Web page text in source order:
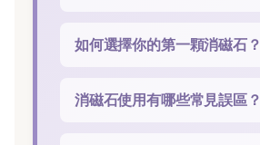
如何選擇你的第一顆消磁石？
消磁石使用有哪些常見誤區？